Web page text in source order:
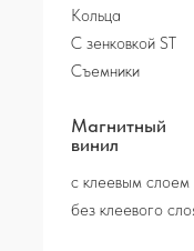
Кольца
С зенковкой ST
Съемники
Магнитный
винил
с клеевым слоем
без клеевого